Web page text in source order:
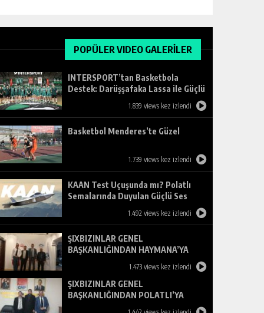
POPÜLER VIDEO GALERİLER
INTERSPORT’tan Basketbola
Destek: Darüşşafaka Lassa ile Güçlü
1.839 views kez izlendi
Basketbol Menderes’te Güzel
1.739 views kez izlendi
KAAN Test Uçuşunda mı? Polatlı
Semalarında Duyulan Güçlü Ses
1.492 views kez izlendi
ŞIXBIZINLAR GENEL
BAŞKANLIĞINDAN HAYMANA’YA
1.473 views kez izlendi
ŞIXBIZINLAR GENEL
BAŞKANLIĞINDAN POLATLI’YA